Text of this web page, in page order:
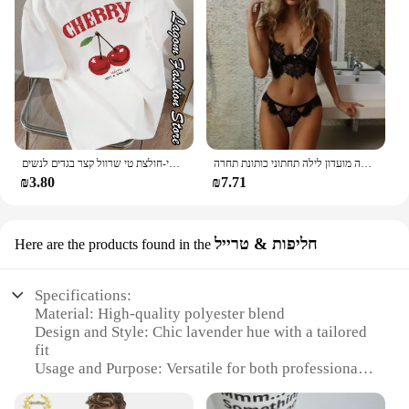
valuable asset for any woman's closet. The set's
inclusion of matching pants makes it a complete
outfit, ready to wear right out of the package.
₪3.80 ₪7.71
Here are the products found in the חליפות & טרייל
Specifications:
Material: High-quality polyester blend
Design and Style: Chic lavender hue with a tailored
fit
Usage and Purpose: Versatile for both professional
Typical Adaptive Scenario: Perfect for work, events,